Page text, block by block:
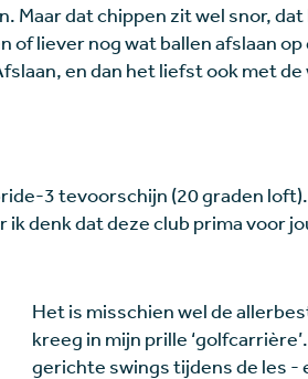
Maar dat chippen zit wel snor, dat
of liever nog wat ballen afslaan
en dan het liefst ook met
3 tevoorschijn (20 graden loft).
denk dat deze club prima voor
Het is misschien wel de
kreeg in mijn prille
gerichte swings tijdens de les -